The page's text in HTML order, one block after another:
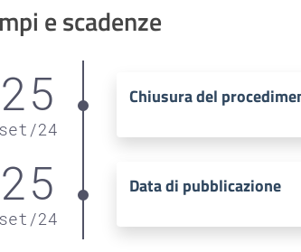
e scadenze
25
set /24
Chiusura del
25
set /24
Data di pubblicazione